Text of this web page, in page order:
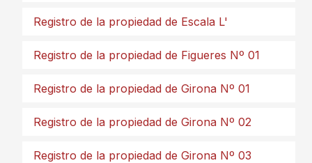
Registro de la propiedad de Escala L'
Registro de la propiedad de Figueres Nº 01
Registro de la propiedad de Girona Nº 01
Registro de la propiedad de Girona Nº 02
Registro de la propiedad de Girona Nº 03